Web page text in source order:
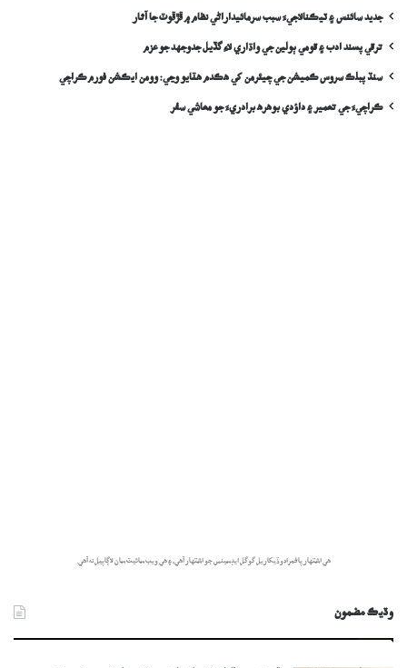
جديد سائنس ۽ ٽيڪنالاجيءَ سبب سرمائيداراڻي نظام ۾ ڦڙڦوٽ جا آثار
ترقي پسند ادب ۽ قومي ٻولين جي واڌاري لاءِ گڏيل جدوجهد جو عزم
سنڌ پبلڪ سروس ڪميشن جي چيئرمن کي ھڪدم ھٽايو وڃي: وومن ايڪشن فورم ڪراچي
ڪراچيءَ جي تعمير ۽ داؤدي بوهره برادريءَ جو معاشي سفر
هي اشتهار پاڻمرادو ڏيکاريل گوگل ايڊسينس جو اشتهار آهي، ۽ هي ويب سائيٽ سان لاڳاپيل نه آهي.
وڌيڪ مضمون